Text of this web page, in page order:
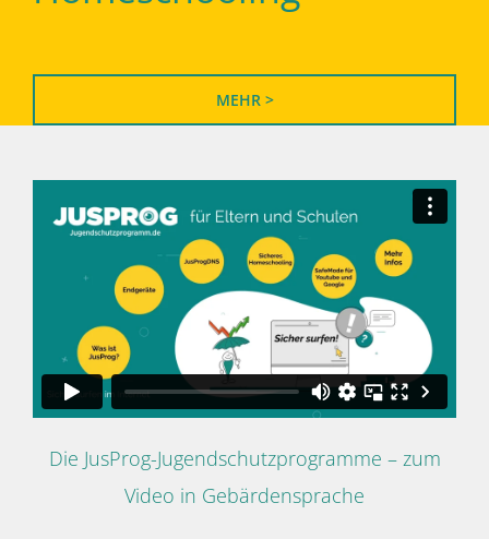
MEHR >
Die JusProg-Jugendschutzprogramme – zum
Video in Gebärdensprache